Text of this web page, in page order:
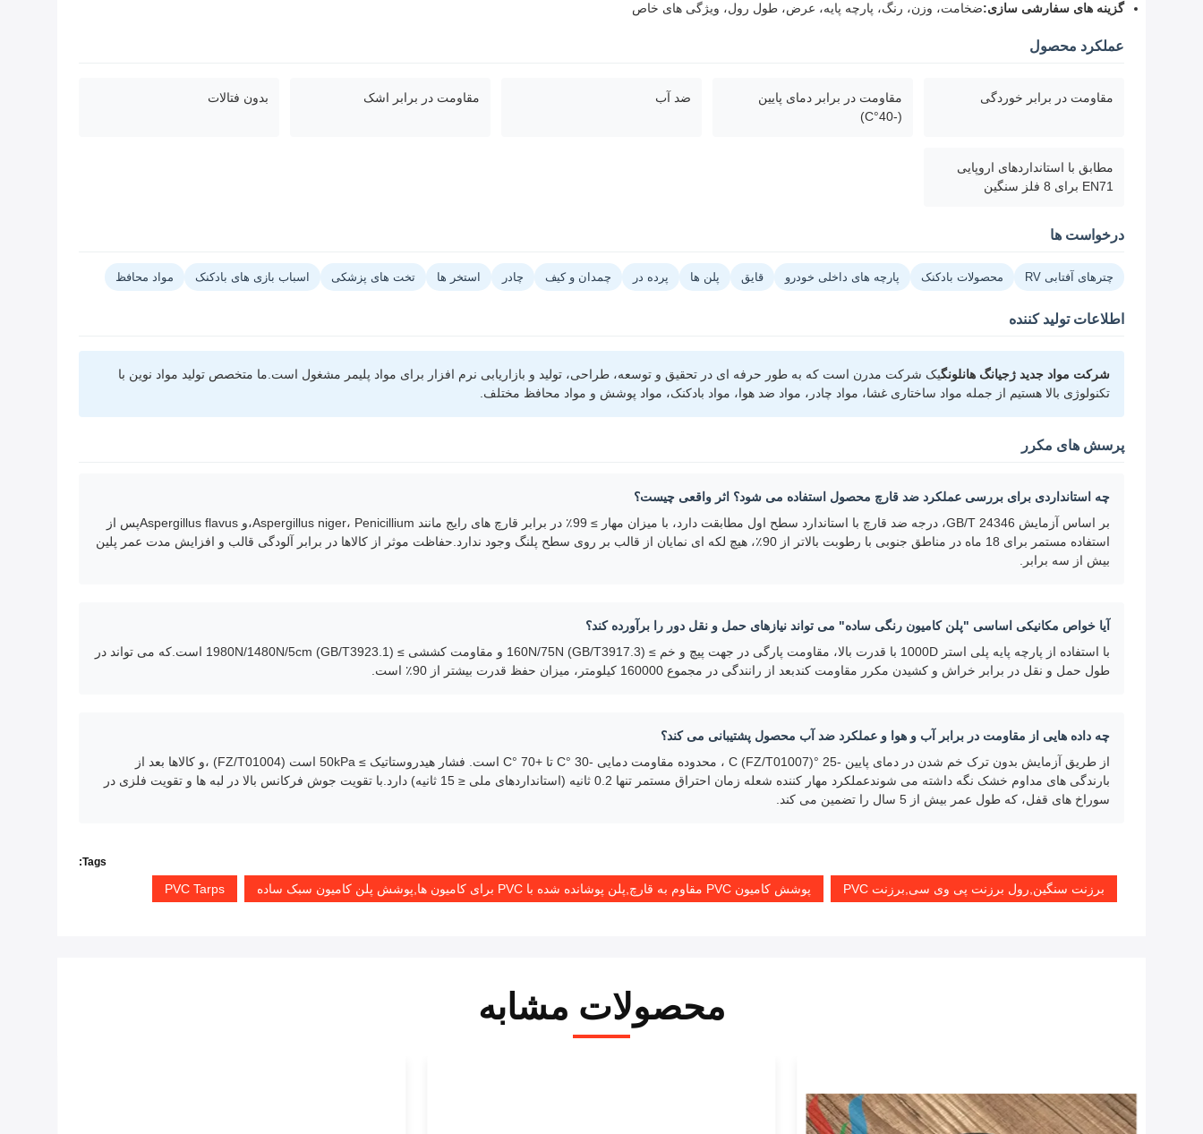
گزینه های سفارشی سازی:ضخامت، وزن، رنگ، پارچه پایه، عرض، طول رول، ویژگی های خاص
عملکرد محصول
مقاومت در برابر خوردگی
مقاومت در برابر دمای پایین
(-40°C)
ضد آب مقاومت در برابر اشک بدون فتالات
مطابق با استانداردهای اروپایی
EN71 برای 8 فلز سنگین
درخواست ها
چترهای آفتابی RV محصولات بادکنک پارچه های داخلی خودرو قایق پلن ها پرده در چمدان و کیف چادر استخر ها تخت های پزشکی اسباب بازی های بادکنک مواد محافظ
اطلاعات تولید کننده
شرکت مواد جدید ژجیانگ هانلونگیک شرکت مدرن است که به طور حرفه ای در تحقیق و توسعه، طراحی، تولید و بازاریابی نرم افزار برای مواد پلیمر مشغول است.ما متخصص تولید مواد نوین با
تکنولوژی بالا هستیم از جمله مواد ساختاری غشا، مواد چادر، مواد ضد هوا، مواد بادکنک، مواد پوشش و مواد محافظ مختلف.
پرسش های مکرر
چه استانداردی برای بررسی عملکرد ضد قارچ محصول استفاده می شود؟ اثر واقعی چیست؟
بر اساس آزمایش GB/T 24346، درجه ضد قارچ با استاندارد سطح اول مطابقت دارد، با میزان مهار ≥ 99٪ در برابر قارچ های رایج مانند Aspergillus niger، Penicillium،و Aspergillus flavusپس از
استفاده مستمر برای 18 ماه در مناطق جنوبی با رطوبت بالاتر از 90٪، هیچ لکه ای نمایان از قالب بر روی سطح پلنگ وجود ندارد.حفاظت موثر از کالاها در برابر آلودگی قالب و افزایش مدت عمر پلین
بیش از سه برابر.
آیا خواص مکانیکی اساسی "پلن کامیون رنگی ساده" می تواند نیازهای حمل و نقل دور را برآورده کند؟
با استفاده از پارچه پایه پلی استر 1000D با قدرت بالا، مقاومت پارگی در جهت پیچ و خم ≥ 160N/75N (GB/T3917.3) و مقاومت کششی ≥ 1980N/1480N/5cm (GB/T3923.1) است.که می تواند در
طول حمل و نقل در برابر خراش و کشیدن مکرر مقاومت کندبعد از رانندگی در مجموع 160000 کیلومتر، میزان حفظ قدرت بیشتر از 90٪ است.
چه داده هایی از مقاومت در برابر آب و هوا و عملکرد ضد آب محصول پشتیبانی می کند؟
از طریق آزمایش بدون ترک خم شدن در دمای پایین -25 °C (FZ/T01007) ، محدوده مقاومت دمایی -30 °C تا +70 °C است. فشار هیدروستاتیک ≥ 50kPa است (FZ/T01004) ،و کالاها بعد از
بارندگی های مداوم خشک نگه داشته می شوندعملکرد مهار کننده شعله زمان احتراق مستمر تنها 0.2 ثانیه (استانداردهای ملی ≤ 15 ثانیه) دارد.با تقویت جوش فرکانس بالا در لبه ها و تقویت فلزی در
سوراخ های قفل، که طول عمر بیش از 5 سال را تضمین می کند.
Tags:
برزنت سنگین,رول برزنت پی وی سی,برزنت PVC پوشش کامیون PVC مقاوم به قارچ,پلن پوشانده شده با PVC برای کامیون ها,پوشش پلن کامیون سبک ساده PVC Tarps
محصولات مشابه